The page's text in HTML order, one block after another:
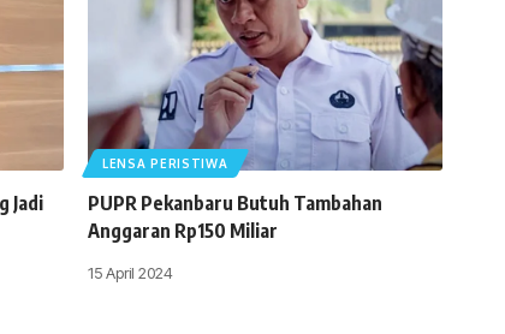
Jadi
LENSA PERISTIWA
PUPR Pekanbaru Butuh Tambahan
Anggaran Rp150 Miliar
15 April 2024